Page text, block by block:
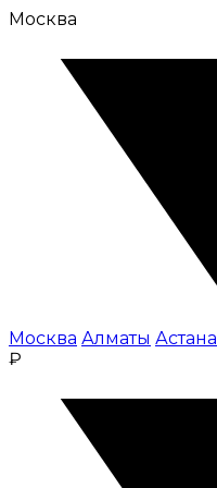
Москва
Москва Алматы Астана
₽